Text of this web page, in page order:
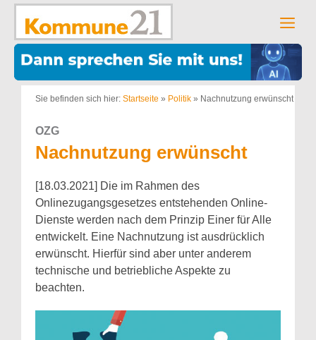
Zum
springen
Sie befinden sich hier: Startseite » Politik » Nachnutzung erwünscht
OZG
Nachnutzung erwünscht
[18.03.2021] Die im Rahmen des
Onlinezugangsgesetzes entstehenden Online-
Dienste werden nach dem Prinzip Einer für Alle
entwickelt. Eine Nachnutzung ist ausdrücklich
erwünscht. Hierfür sind aber unter anderem
technische und betriebliche Aspekte zu
beachten.